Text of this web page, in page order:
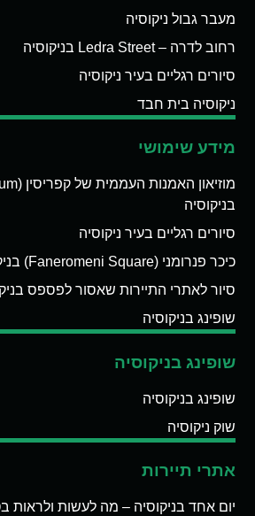
מעבר גבול ניקוסיה
רחוב לדרה – Ledra Street בניקוסיה
סיורים רגליים בעיר ניקוסיה
ניקוסיה בית חבד
מידע שימושי
בניקוסיה
סיורים רגליים בעיר ניקוסיה
כיכר פנרומני (Faneromeni Square) בניקוסיה
סיור לאתרי התיירות שאסור לפספס
שופינג בניקוסיה
שופינג בניקוסיה
שופינג בניקוסיה
שוק ניקוסיה
אתרי תיירות
יום אחד בניקוסיה – מה לעשות ולראות